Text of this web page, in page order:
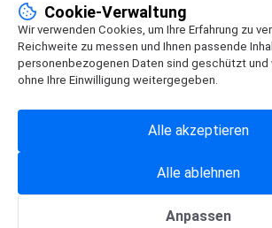
Cookie-Verwaltung
Cookie-Verwaltung
Wir verwenden Cookies, um Ihre Erfahrung zu
Reichweite zu messen und Ihnen passende
personenbezogenen Daten sind geschützt und
ohne Ihre Einwilligung weitergegeben.
Anpassen
Alle ablehnen
Alle akzeptieren